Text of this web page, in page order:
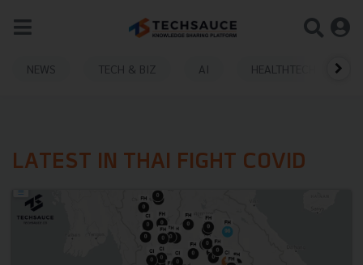
NEWS TECH & BIZ AI HEALTHTECH
LATEST IN THAI FIGHT COVID